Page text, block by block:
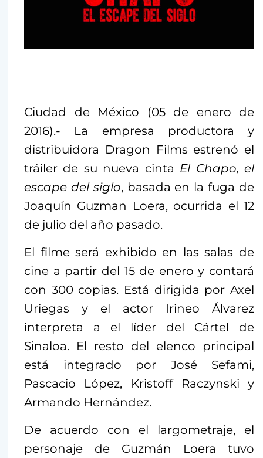
Ciudad de México (05 de enero de
2016).- La empresa productora y
distribuidora Dragon Films estrenó el
tráiler de su nueva cinta El Chapo, el
escape del siglo, basada en la fuga de
Joaquín Guzman Loera, ocurrida el 12
de julio del año pasado.
El filme será exhibido en las salas de
cine a partir del 15 de enero y contará
con 300 copias. Está dirigida por Axel
Uriegas y el actor Irineo Álvarez
interpreta a el líder del Cártel de
Sinaloa. El resto del elenco principal
está integrado por José Sefami,
Pascacio López, Kristoff Raczynski y
Armando Hernández.
De acuerdo con el largometraje, el
personaje de Guzmán Loera tuvo